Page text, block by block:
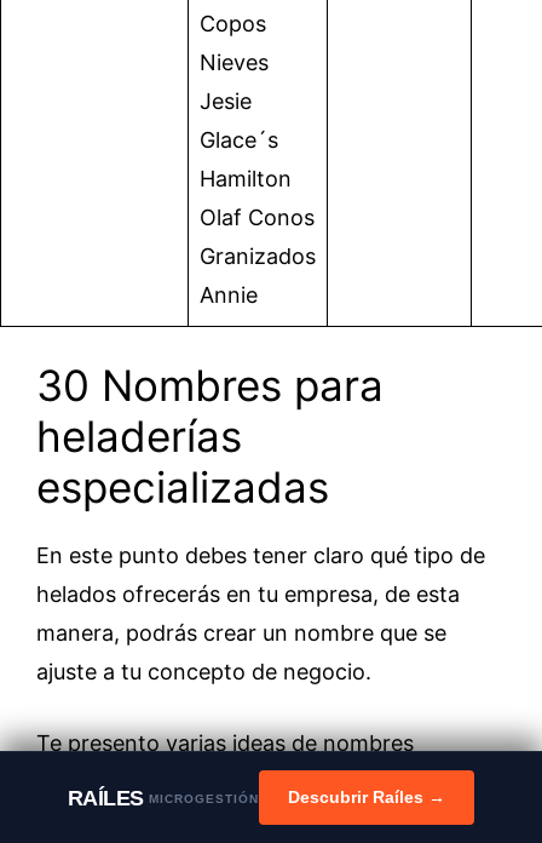
Copos
Nieves
Jesie
Glace´s
Hamilton
Olaf Conos
Granizados
Annie
30 Nombres para
heladerías
especializadas
En este punto debes tener claro qué tipo de
helados ofrecerás en tu empresa, de esta
manera, podrás crear un nombre que se
ajuste a tu concepto de negocio.
Te presento varias ideas de nombres
LLAMATIVOS y ÚNICOS.
RAÍLESMICROGESTIÓN Descubrir Raíles →